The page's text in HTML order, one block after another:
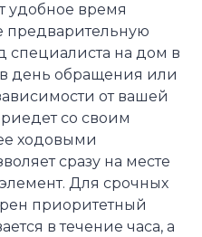
удобное время
предварительную
на дом в
день обращения или
от вашей
со своим
ходовыми
сразу на месте
Для срочных
приоритетный
в течение часа, а